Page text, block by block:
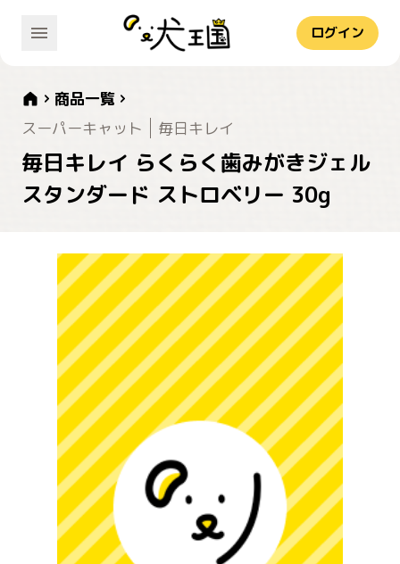
ログイン
商品一覧
スーパーキャット
毎日キレイ
毎日キレイ らくらく歯みがきジェル
スタンダード ストロベリー 30g